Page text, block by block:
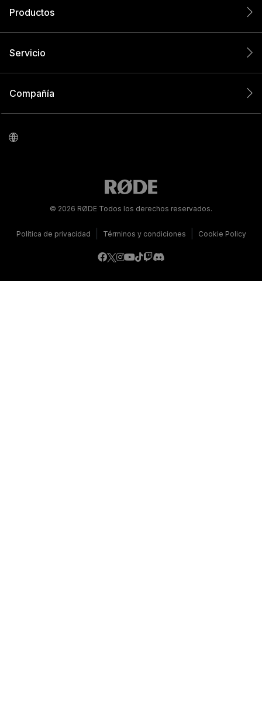
Productos
Servicio
Compañía
© 2026 RØDE Todos los derechos reservados.
Política de privacidad Términos y condiciones Cookie Policy